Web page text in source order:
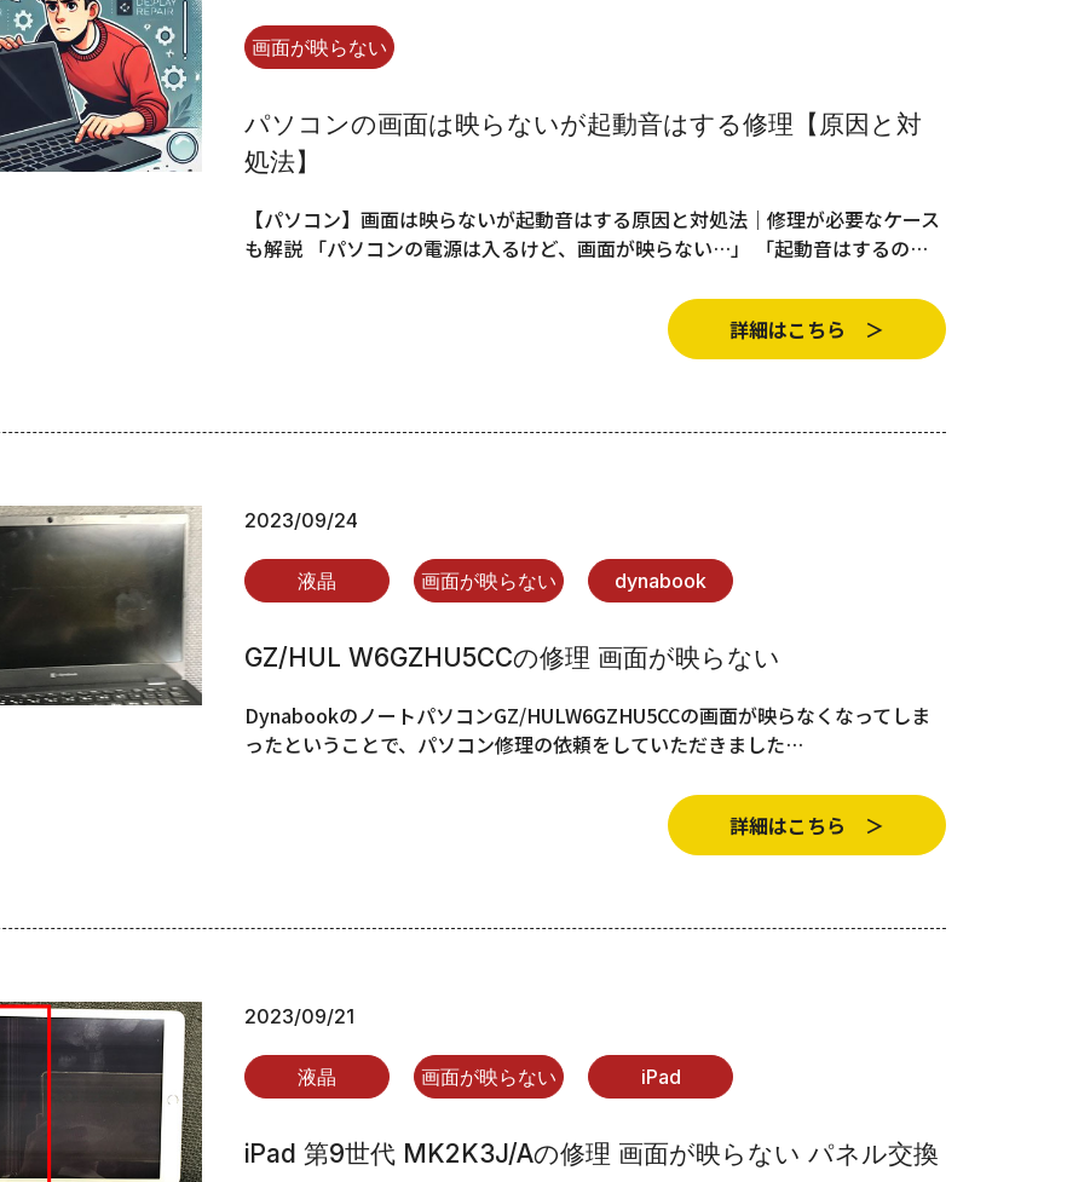
画面が映らない
パソコンの画面は映らないが起動音はする修理【原因と対
処法】
【パソコン】画面は映らないが起動音はする原因と対処法｜修理が必要なケース
も解説 「パソコンの電源は入るけど、画面が映らない…」 「起動音はするの…
詳細はこちら ＞
2023/09/24
液晶 画面が映らない dynabook
GZ/HUL W6GZHU5CCの修理 画面が映らない
DynabookのノートパソコンGZ/HULW6GZHU5CCの画面が映らなくなってしま
ったということで、パソコン修理の依頼をしていただきました…
詳細はこちら ＞
2023/09/21
液晶 画面が映らない iPad
iPad 第9世代 MK2K3J/Aの修理 画面が映らない パネル交換